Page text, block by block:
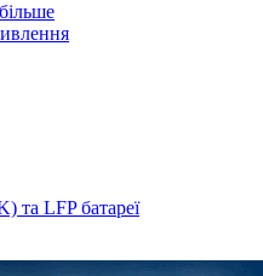
та LFP батареї